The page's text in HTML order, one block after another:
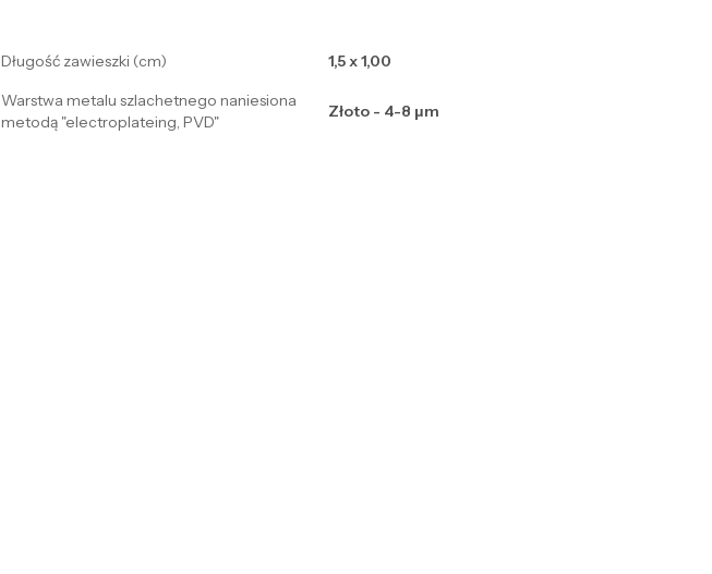
Długość zawieszki (cm) 1,5 x 1,00
Warstwa metalu szlachetnego naniesiona
metodą "electroplateing, PVD"
Złoto - 4-8 μm